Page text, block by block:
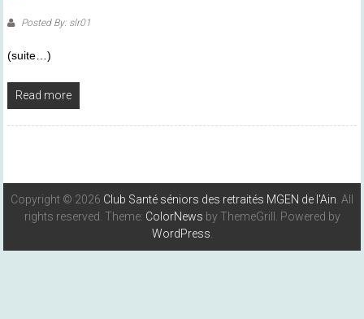
Posted By: slr01
(suite…)
Read more
Copyright © 2026 Club Santé séniors des retraités MGEN de l'Ain . All
rights reserved. Theme: ColorNews by ThemeGrill. Powered by
WordPress